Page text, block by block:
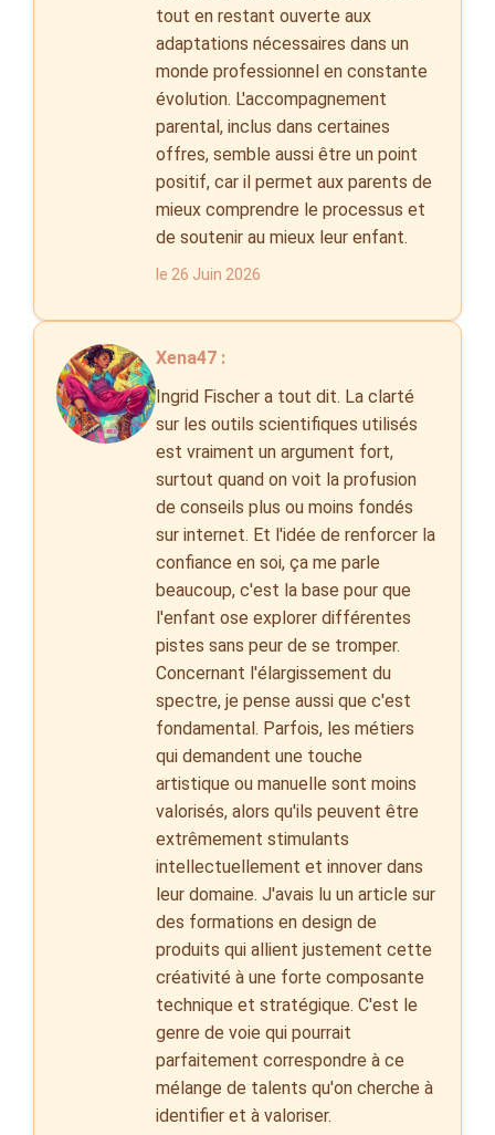
tout en restant ouverte aux
adaptations nécessaires dans un
monde professionnel en constante
évolution. L'accompagnement
parental, inclus dans certaines
offres, semble aussi être un point
positif, car il permet aux parents de
mieux comprendre le processus et
de soutenir au mieux leur enfant.
le 26 Juin 2026
Xena47 :
Ingrid Fischer a tout dit. La clarté
sur les outils scientifiques utilisés
est vraiment un argument fort,
surtout quand on voit la profusion
de conseils plus ou moins fondés
sur internet. Et l'idée de renforcer la
confiance en soi, ça me parle
beaucoup, c'est la base pour que
l'enfant ose explorer différentes
pistes sans peur de se tromper.
Concernant l'élargissement du
spectre, je pense aussi que c'est
fondamental. Parfois, les métiers
qui demandent une touche
artistique ou manuelle sont moins
valorisés, alors qu'ils peuvent être
extrêmement stimulants
intellectuellement et innover dans
leur domaine. J'avais lu un article sur
des formations en design de
produits qui allient justement cette
créativité à une forte composante
technique et stratégique. C'est le
genre de voie qui pourrait
parfaitement correspondre à ce
mélange de talents qu'on cherche à
identifier et à valoriser.